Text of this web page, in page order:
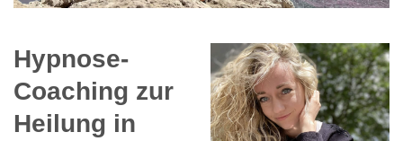
Hypnose-
Coaching zur
Heilung in